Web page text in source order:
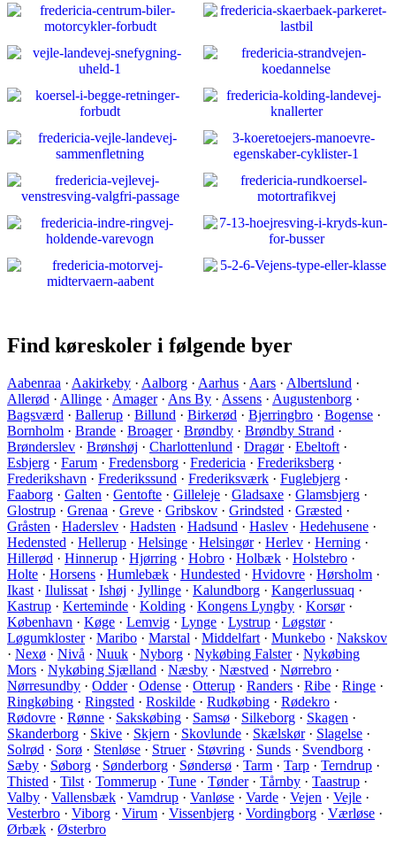
Find køreskoler i følgende byer
Aabenraa · Aakirkeby · Aalborg · Aarhus · Aars · Albertslund ·
Allerød · Allinge · Amager· Ans By · Assens · Augustenborg ·
Bagsværd · Ballerup · Billund · Birkerød · Bjerringbro · Bogense ·
Bornholm · Brande · Broager· Brøndby · Brøndby Strand ·
Brønderslev · Brønshøj · Charlottenlund · Dragør· Ebeltoft ·
Esbjerg · Farum · Fredensborg · Fredericia · Frederiksberg ·
Frederikshavn · Frederikssund · Frederiksværk · Fuglebjerg ·
Faaborg · Galten · Gentofte · Gilleleje · Gladsaxe · Glamsbjerg ·
Glostrup · Grenaa · Greve · Gribskov · Grindsted · Græsted ·
Gråsten · Haderslev · Hadsten · Hadsund · Haslev · Hedehusene ·
Hedensted · Hellerup · Helsinge · Helsingør· Herlev · Herning ·
Hillerød · Hinnerup · Hjørring · Hobro · Holbæk · Holstebro ·
Holte · Horsens · Humlebæk · Hundested · Hvidovre · Hørsholm ·
Ikast · Ilulissat · Ishøj · Jyllinge · Kalundborg · Kangerlussuaq ·
Kastrup · Kerteminde · Kolding · Kongens Lyngby · Korsør·
København · Køge · Lemvig · Lynge · Lystrup · Løgstør·
Løgumkloster· Maribo · Marstal · Middelfart · Munkebo · Nakskov
· Nexø · Nivå · Nuuk · Nyborg · Nykøbing Falster· Nykøbing
Mors · Nykøbing Sjælland · Næsby · Næstved · Nørrebro ·
Nørresundby · Odder· Odense · Otterup · Randers · Ribe · Ringe ·
Ringkøbing · Ringsted · Roskilde · Rudkøbing · Rødekro ·
Rødovre · Rønne · Sakskøbing · Samsø · Silkeborg · Skagen ·
Skanderborg · Skive · Skjern · Skovlunde · Skælskør· Slagelse ·
Solrød · Sorø · Stenløse · Struer· Støvring · Sunds · Svendborg ·
Sæby · Søborg · Sønderborg · Søndersø · Tarm · Tarp · Terndrup ·
Thisted · Tilst · Tommerup · Tune · Tønder· Tårnby · Taastrup ·
Valby · Vallensbæk · Vamdrup · Vanløse · Varde · Vejen · Vejle ·
Vesterbro · Viborg · Virum · Vissenbjerg · Vordingborg · Værløse ·
Ørbæk · Østerbro